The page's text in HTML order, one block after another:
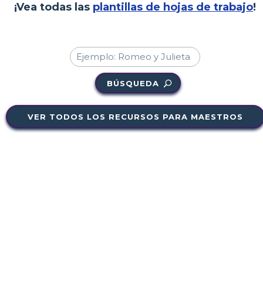
¡Vea todas las plantillas de hojas de trabajo!
BÚSQUEDA
VER TODOS LOS RECURSOS PARA MAESTROS